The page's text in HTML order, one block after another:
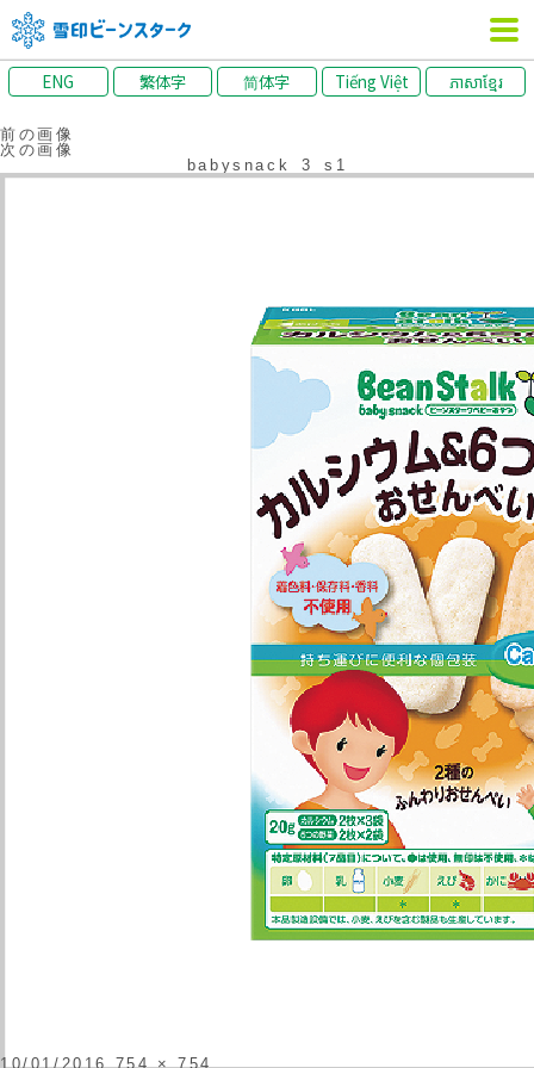
ENG 繁体字 简体字 Tiếng Việt ភាសាខ្មែរ
前の画像
次の画像
babysnack_3_s1
投
10/01/2016 フ
754 × 754